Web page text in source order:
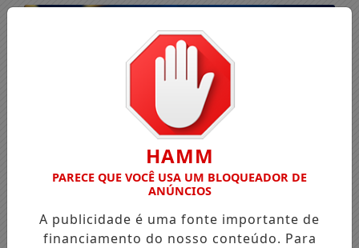
HAMM
PARECE QUE VOCÊ USA UM BLOQUEADOR DE
ANÚNCIOS
A publicidade é uma fonte importante de
financiamento do nosso conteúdo. Para